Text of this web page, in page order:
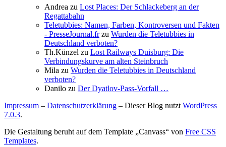
Andrea zu Lost Places: Der Schlackeberg an der
Regattabahn
Teletubbies: Namen, Farben, Kontroversen und Fakten
- PresseJournal.frzu Wurden die Teletubbies in
Deutschland verboten?
Th.Künzel zu Lost Railways Duisburg: Die
Verbindungskurve am alten Steinbruch
Mila zu Wurden die Teletubbies in Deutschland
verboten?
Danilo zu Der Dyatlov-Pass-Vorfall …
Impressum – Datenschutzerklärung – Dieser Blog nutzt WordPress
7.0.3.
Die Gestaltung beruht auf dem Template „Canvass“ von Free CSS
Templates.